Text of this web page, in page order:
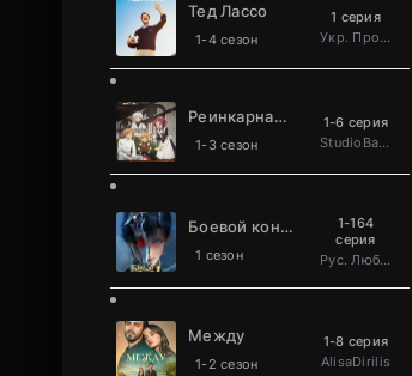
Тед Лассо
1-4 сезон
1 серия
Укр. Проф. багатоголосий
Реинкарнация безработного
1-3 сезон
1-6 серия
StudioBand
Боевой континент 2: Непревзойдённый клан Та
1 сезон
1-164
серия
Рус. Люб. многоголосый
Между
1-2 сезон
1-8 серия
AlisaDirilis
0 1